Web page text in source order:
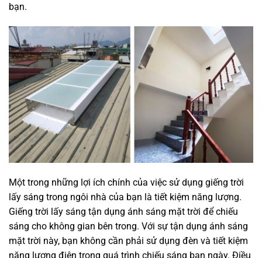
bạn.
Một trong những lợi ích chính của việc sử dụng giếng trời
lấy sáng trong ngôi nhà của bạn là tiết kiệm năng lượng.
Giếng trời lấy sáng tận dụng ánh sáng mặt trời để chiếu
sáng cho không gian bên trong. Với sự tận dụng ánh sáng
mặt trời này, bạn không cần phải sử dụng đèn và tiết kiệm
năng lượng điện trong quá trình chiếu sáng ban ngày. Điều